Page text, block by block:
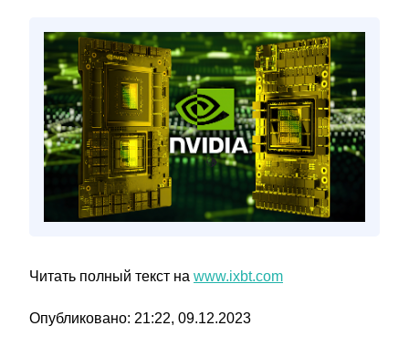
Читать полный текст на www.ixbt.com
Опубликовано: 21:22, 09.12.2023